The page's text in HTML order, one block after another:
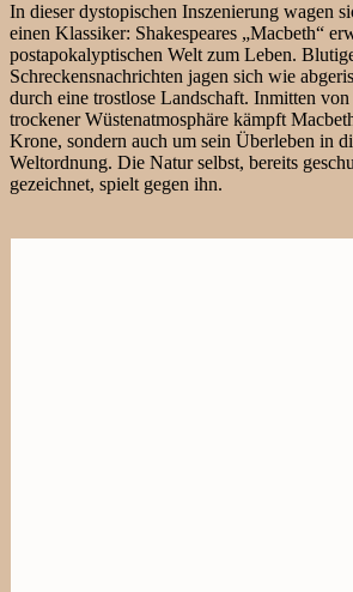
In dieser dystopischen Inszenierung wagen
einen Klassiker: Shakespeares „Macbeth“
postapokalyptischen Welt zum Leben.
Schreckensnachrichten jagen sich wie
durch eine trostlose Landschaft. Inmitten
trockener Wüstenatmosphäre kämpft
Krone, sondern auch um sein Überleben in
Weltordnung. Die Natur selbst, bereits
gezeichnet, spielt gegen ihn.